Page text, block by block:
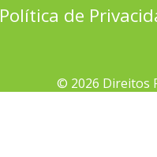
Política de
© 2026 Direitos